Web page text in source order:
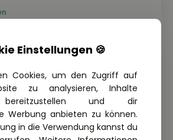
Einstellungen 🍪
Cookies, um den Zugriff auf
zu analysieren, Inhalte
und dir
Werbung anbieten zu können.
in die Verwendung kannst du